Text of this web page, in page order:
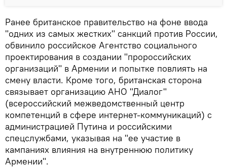
Ранее британское правительство на фоне ввода
"одних из самых жестких" санкций против России,
обвинило российское Агентство социального
проектирования в создании "пророссийских
организаций" в Армении и попытке повлиять на
смену власти. Кроме того, британская сторона
связывает организацию АНО "Диалог"
(всероссийский межведомственный центр
компетенций в сфере интернет-коммуникаций) с
администрацией Путина и российскими
спецслужбами, указывая на "ее участие в
кампаниях влияния на внутреннюю политику
Армении".